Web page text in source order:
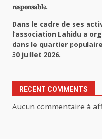
𝐫𝐞𝐬𝐩𝐨𝐧𝐬𝐚𝐛𝐥𝐞.
Dans le cadre de ses
l’association Lahidu a
dans le quartier
30 juillet 2026.
RECENT COMMENTS
Aucun commentaire à